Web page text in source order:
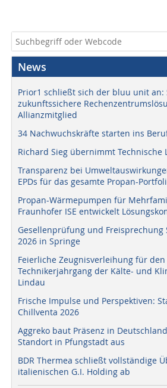
News
Prior1 schließt sich der bluu unit an:
zukunftssichere
Allianzmitglied
34 Nachwuchskräfte starten ins
Richard Sieg übernimmt Technische
Transparenz bei
EPDs für das gesamte Propan-
Propan-Wärmepumpen für
Fraunhofer ISE entwickelt
Gesellenprüfung und
2026 in Springe
Feierliche Zeugnisverleihung für
Technikerjahrgang der Kälte- und
Lindau
Frische Impulse und Perspektiven:
Chillventa 2026
Aggreko baut Präsenz in
Standort in Pfungstadt aus
BDR Thermea schließt vollständige
italienischen G.I. Holding ab